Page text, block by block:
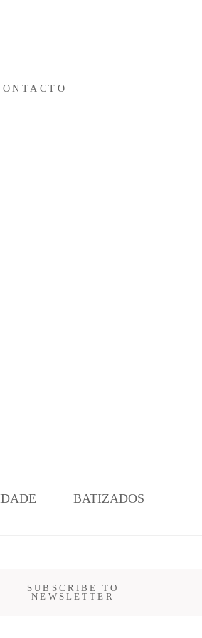
BATIZADOS
SUBSCRIBE TO
NEWSLETTER